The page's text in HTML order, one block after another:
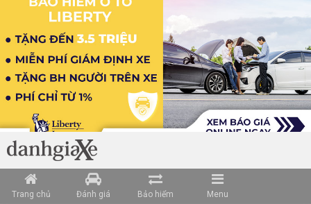
Trang chủ Đánh giá Bảo hiểm Menu